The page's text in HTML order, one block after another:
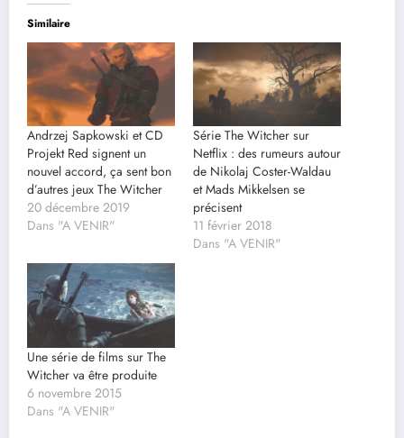
Similaire
Andrzej Sapkowski et CD
Projekt Red signent un
nouvel accord, ça sent bon
d’autres jeux The Witcher
20 décembre 2019
Dans "A VENIR"
Série The Witcher sur
Netflix : des rumeurs autour
de Nikolaj Coster-Waldau
et Mads Mikkelsen se
précisent
11 février 2018
Dans "A VENIR"
Une série de films sur The
Witcher va être produite
6 novembre 2015
Dans "A VENIR"